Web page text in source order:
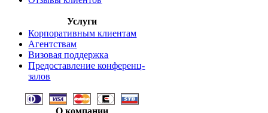
Услуги
Корпоративным клиентам
Агентствам
Визовая поддержка
Предоставление конференц-
залов
О компании